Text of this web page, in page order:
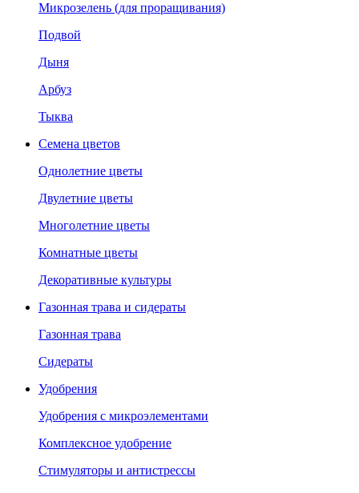
Микрозелень (для проращивания)
Подвой
Дыня
Арбуз
Тыква
Семена цветов
Однолетние цветы
Двулетние цветы
Многолетние цветы
Комнатные цветы
Декоративные культуры
Газонная трава и сидераты
Газонная трава
Сидераты
Удобрения
Удобрения с микроэлементами
Комплексное удобрение
Стимуляторы и антистрессы